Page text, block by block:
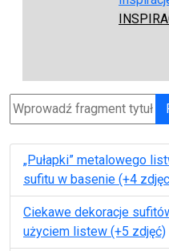
Wprowadź fragment tytułu
„Pułapki” metalowego
sufitu w basenie (+4
Ciekawe dekoracje
użyciem listew (+5 zdjęć)